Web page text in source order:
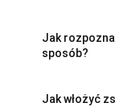
Jak
sposób?
Jak włożyć